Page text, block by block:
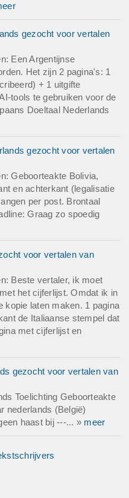
gezocht voor vertalen
Een Argentijnse
Het zijn 2 pagina's: 1
+ 1 uitgifte
tools te gebruiken voor de
Doeltaal Nederlands
gezocht voor vertalen
Geboorteakte Bolivia,
en achterkant (legalisatie
per post. Brontaal
Graag zo spoedig
voor vertalen van
Beste vertaler, ik moet
het cijferlijst. Omdat ik in
kopie laten maken. 1 pagina
de Italiaanse stempel dat
met cijferlijst en
gezocht voor vertalen van
Toelichting Geboorteakte
nederlands (België)
haast bij ---... » meer